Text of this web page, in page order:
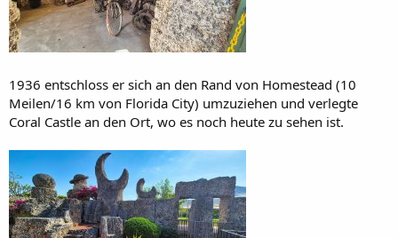
1936 entschloss er sich an den Rand von Homestead (10
Meilen/16 km von Florida City) umzuziehen und verlegte
Coral Castle an den Ort, wo es noch heute zu sehen ist.